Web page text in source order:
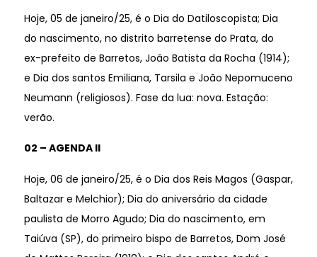
Hoje, 05 de janeiro/25, é o Dia do Datiloscopista; Dia
do nascimento, no distrito barretense do Prata, do
ex-prefeito de Barretos, João Batista da Rocha (1914);
e Dia dos santos Emiliana, Tarsila e João Nepomuceno
Neumann (religiosos). Fase da lua: nova. Estação:
verão.
02 – AGENDA II
Hoje, 06 de janeiro/25, é o Dia dos Reis Magos (Gaspar,
Baltazar e Melchior); Dia do aniversário da cidade
paulista de Morro Agudo; Dia do nascimento, em
Taiúva (SP), do primeiro bispo de Barretos, Dom José